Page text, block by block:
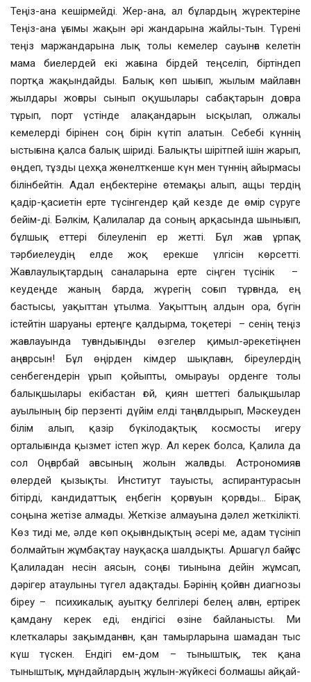
Теңіз-ана кешірмейді. Жер-ана, ал бұлардың жүректеріне
Теңіз-ана ұғымы жақын әрі жандарына жайлы-тын. Түрені
теңіз маржандарына лық толы кемелер сауынға келетін
мама биелердей екі жағына бірдей теңселіп, біртіндеп
портқа жақындайды. Балық көп шығып, жылым майлаған
жылдары жоғары сынып оқушылары сабақтарын доғара
тұрып, порт үстінде алақандарын ысқылап, олжалы
кемелерді бірінен соң бірін күтіп алатын. Себебі күннің
ыстығына қалса балық шіриді. Балықты шірітпей ішін жарып,
өңдеп, тұзды цехқа жөнелткенше күн мен түннің айырмасы
білінбейтін. Адал еңбектеріне өтемақы алып, ащы тердің
қадір-қасиетін ерте түсінгендер қай кезде де өмір сүруге
бейім-ді. Бәлкім, Қалилалар да соның арқасында шынығып,
бұлшық еттері білеуленіп ер жетті. Бұл жаға ұрпақ
тәрбиелеудің елде жоқ ерекше үлгісін көрсетті.
Жағалаулықтардың саналарына ерте сіңген түсінік –
кеудеңде жаның барда, жүрегің соғып тұрғанда, ең
бастысы, уақыттан ұтылма. Уақыттың алдын ора, бүгін
істейтін шаруаны ертеңге қалдырма, тоқетері – сенің теңіз
жағалауында туғандығыңды өзгелер қимыл-әрекетіңнен
аңғарсын! Бұл өңірден кімдер шықпаған, біреулердің
сенбегендерін ұрып қойыпты, омырауы орденге толы
балықшылары екібастан ғой, қиян шеттегі балықшылар
ауылының бір перзенті дүйім елді таңғалдырып, Мәскеуден
білім алып, қазір бүкілодақтық космосты игеру
орталығында қызмет істеп жүр. Ал керек болса, Қалила да
сол Оңғарбай ағасының жолын жалғады. Астрономияға
өлердей қызықты. Институт тауысты, аспирантурасын
бітірді, кандидаттық еңбегін қорғауын қорғады… Бірақ
соңына жетізе алмады. Жеткізе алмауына дәлел жеткілікті.
Көз тиді ме, әлде көп оқығандықтың әсері ме, адам түсініп
болмайтын жұмбақтау науқасқа шалдықты. Аршагүл байғұс
Қалиладан несін аясын, соңғы тиынына дейін жұмсап,
дәрігер атаулыны түгел адақтады. Бәрінің қойған диагнозы
біреу – психикалық ауытқу белгілері белең алған, ертірек
қамдану керек еді, ендігісі өзіне байланысты. Ми
клеткалары зақымданған, қан тамырларына шамадан тыс
күш түскен. Ендігі ем-дом – тыныштық, тек қана
тыныштық, мұндайлардың жұлын-жүйкесі болмашы айқай-